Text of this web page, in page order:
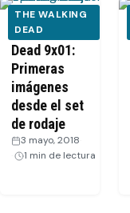
Streaming
Recomendaciones
Videos
Webisodios
THE WALKING
DEAD
The Walking
Dead 9x01:
Primeras
imágenes
desde el set
de rodaje
3 mayo, 2018
1 min de lectura